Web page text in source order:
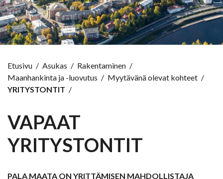
Etusivu / Asukas / Rakentaminen /
Maanhankinta ja -luovutus / Myytävänä olevat kohteet /
YRITYSTONTIT /
VAPAAT
YRITYSTONTIT
PALA MAATA ON YRITTÄMISEN MAHDOLLISTAJA